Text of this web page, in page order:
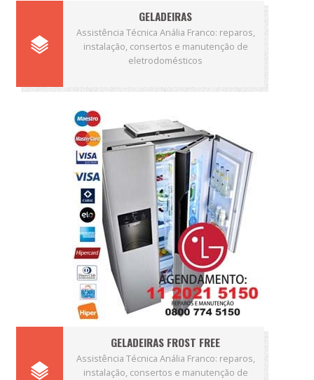
GELADEIRAS
Assistência Técnica Anália Franco: reparos,
instalação, consertos e manutenção de
eletrodomésticos
GELADEIRAS FROST FREE
Assistência Técnica Anália Franco: reparos,
instalação, consertos e manutenção de